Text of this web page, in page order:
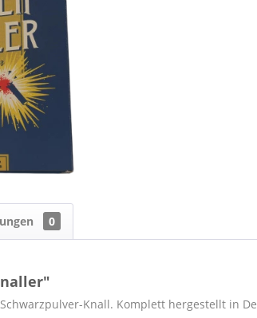
0
Knall. Komplett hergestellt in